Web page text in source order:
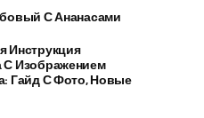
С Ананасами
Инструкция
Изображением
Гайд С Фото, Новые